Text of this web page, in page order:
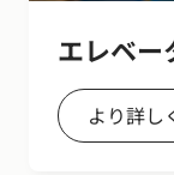
エレベー
より詳し